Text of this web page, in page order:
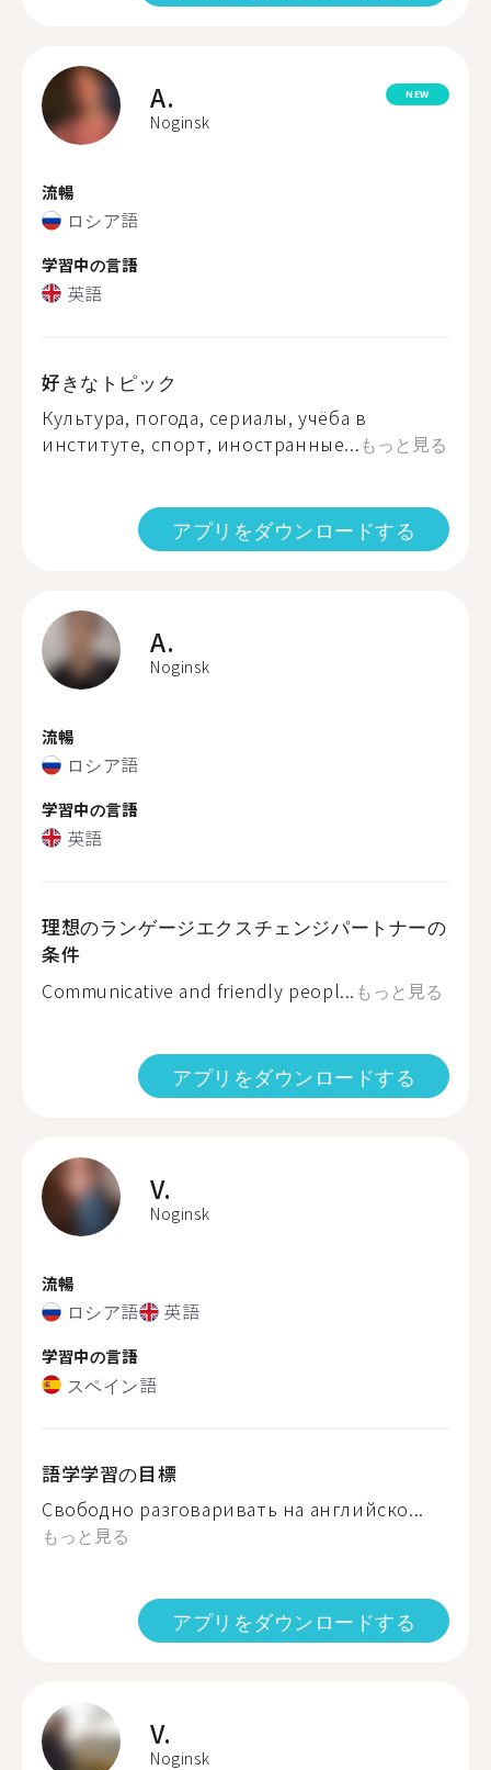
A.
Noginsk
NEW
流暢
ロシア語
学習中の言語
英語
好きなトピック
Культура, погода, сериалы, учёба в
институте, спорт, иностранные...もっと見る
アプリをダウンロードする
A.
Noginsk
流暢
ロシア語
学習中の言語
英語
理想のランゲージエクスチェンジパートナーの
条件
Communicative and friendly peopl... もっと見る
アプリをダウンロードする
V.
Noginsk
流暢
ロシア語 英語
学習中の言語
スペイン語
語学学習の目標
Свободно разговаривать на английско...
もっと見る
アプリをダウンロードする
V.
Noginsk